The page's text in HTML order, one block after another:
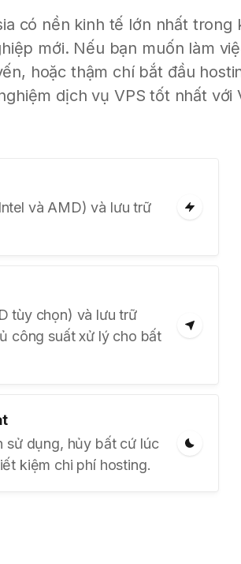
có nền kinh tế lớn nhất
mới. Nếu bạn muốn làm
hoặc thậm chí bắt đầu
dịch vụ VPS tốt nhất với
và AMD) và lưu trữ
tùy chọn) và lưu trữ
công suất xử lý cho bất
sử dụng, hủy bất cứ lúc
kiệm chi phí hosting.